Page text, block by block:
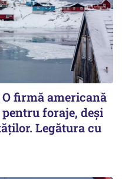
firmă americană
foraje, deși
Legătura cu